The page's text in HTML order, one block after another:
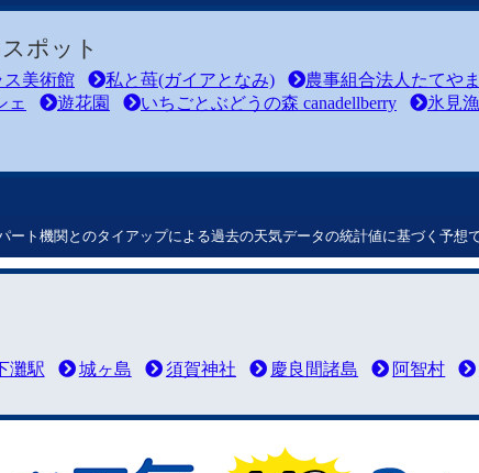
ポット
ス美術館 私と苺(ガイアとなみ) 農事組合法人たてや
ェ
遊花園 いちごとぶどうの森 canadellberry
氷見
ト機関とのタイアップによる過去の天気データの統計値に基づく予想で
灘駅 城ヶ島 須賀神社 慶良間諸島 阿智村